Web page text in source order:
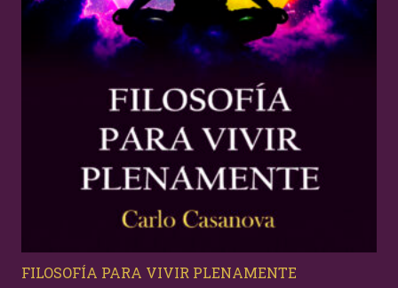
FILOSOFÍA PARA VIVIR PLENAMENTE